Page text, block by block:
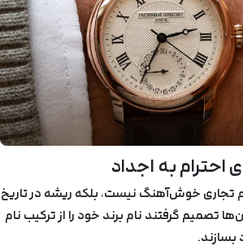
احترام به اجداد
تجاری خوش‌آهنگ نیست، بلکه ریشه در تاریخ
تصمیم گرفتند نام برند خود را از ترکیب نام
بسازند.